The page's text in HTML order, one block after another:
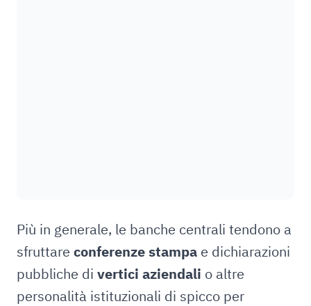
Più in generale, le banche centrali tendono a
sfruttare conferenze stampa e dichiarazioni
pubbliche di vertici aziendali o altre
personalità istituzionali di spicco per